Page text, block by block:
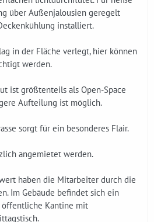
über Außenjalousien geregelt
installiert.
in der Fläche verlegt, hier können
werden.
ist größtenteils als Open-Space
Aufteilung ist möglich.
sorgt für ein besonderes Flair.
angemietet werden.
haben die Mitarbeiter durch die
Im Gebäude befindet sich ein
öffentliche Kantine mit